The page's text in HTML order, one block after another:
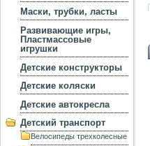
Маски, трубки, ласты
Развивающие игры,
Пластмассовые
игрушки
Детские конструкторы
Детские коляски
Детские автокресла
Детский транспорт
Велосипеды трехколесные